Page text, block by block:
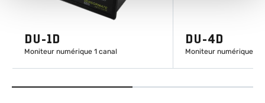
DU-1D
Moniteur numérique 1 canal
DU-4D
Moniteur numérique 4